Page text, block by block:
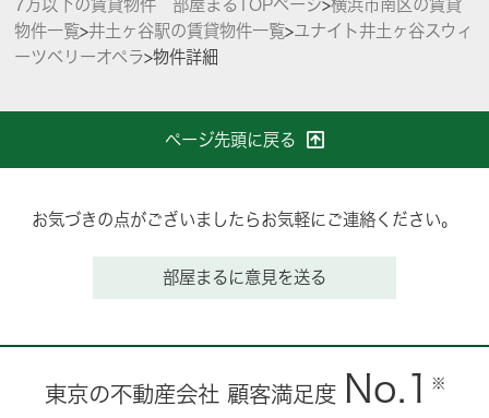
7万以下の賃貸物件 部屋まるTOPページ>横浜市南区の賃貸
物件一覧>井土ヶ谷駅の賃貸物件一覧>ユナイト井土ヶ谷スウィ
ーツベリーオペラ>物件詳細
ページ先頭に戻る
お気づきの点がございましたらお気軽にご連絡ください。
部屋まるに意見を送る
東京の不動産会社 顧客満足度 No.1 ※